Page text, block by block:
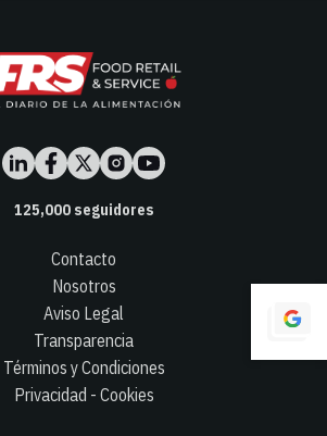
125,000seguidores
Contacto
Nosotros
Aviso Legal
Transparencia
Términos y Condiciones
Privacidad - Cookies